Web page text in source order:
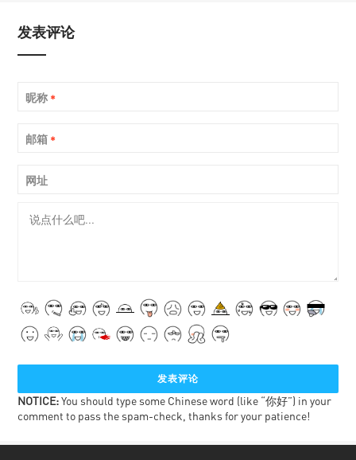
发表评论
昵称 *
邮箱 *
网址
NOTICE:You should type some Chinese word (like “你好”) in your
comment to pass the spam-check, thanks for your patience!